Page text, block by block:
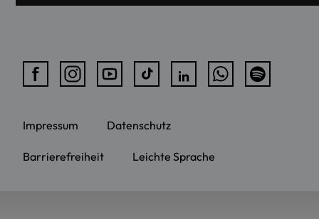
Impressum Datenschutz
Barrierefreiheit Leichte Sprache